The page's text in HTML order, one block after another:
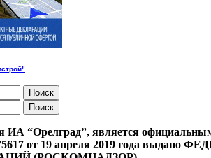
“Орелград”, является
75617 от 19 апреля 2019 года